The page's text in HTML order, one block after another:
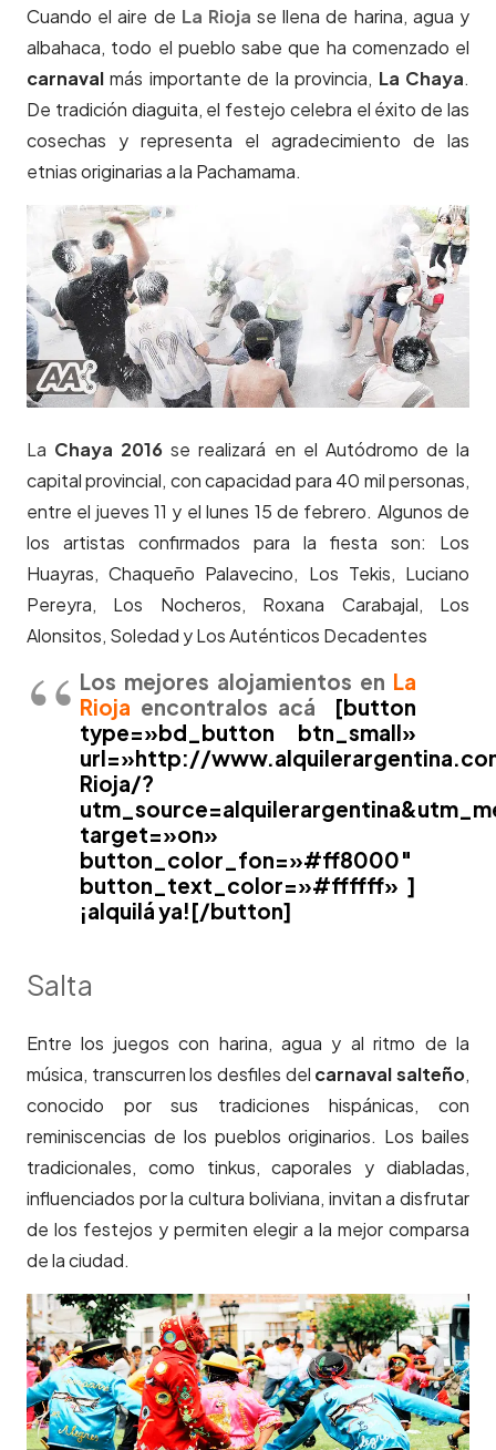
Cuando el aire de La Rioja se llena de harina, agua y
albahaca, todo el pueblo sabe que ha comenzado el
carnaval más importante de la provincia, La Chaya.
De tradición diaguita, el festejo celebra el éxito de las
cosechas y representa el agradecimiento de las
etnias originarias a la Pachamama.
La Chaya 2016 se realizará en el Autódromo de la
capital provincial, con capacidad para 40 mil personas,
entre el jueves 11 y el lunes 15 de febrero. Algunos de
los artistas confirmados para la fiesta son: Los
Huayras, Chaqueño Palavecino, Los Tekis, Luciano
Pereyra, Los Nocheros, Roxana Carabajal, Los
Alonsitos, Soledad y Los Auténticos Decadentes
Los mejores alojamientos en La
Rioja encontralos acá [button
type=»bd_button btn_small»
url=»http://
Rioja/?
target=»on»
button_color_fon=»#ff8000″
button_text_color=»#ffffff» ]
¡alquilá ya![/button]
Salta
Entre los juegos con harina, agua y al ritmo de la
música, transcurren los desfiles del carnaval salteño,
conocido por sus tradiciones hispánicas, con
reminiscencias de los pueblos originarios. Los bailes
tradicionales, como tinkus, caporales y diabladas,
influenciados por la cultura boliviana, invitan a disfrutar
de los festejos y permiten elegir a la mejor comparsa
de la ciudad.